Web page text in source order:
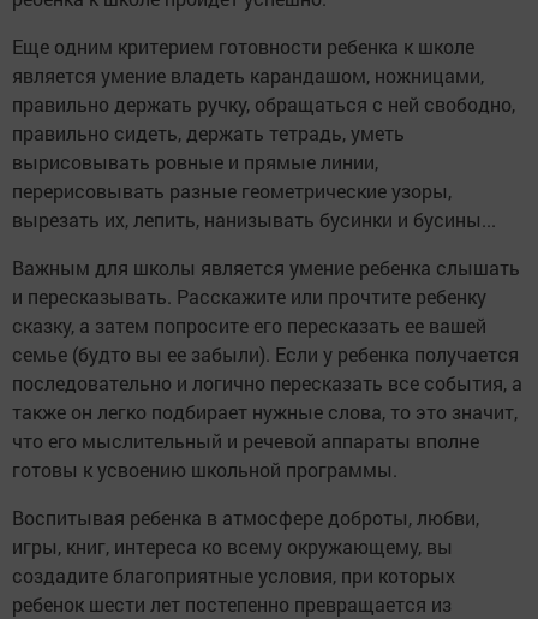
Еще одним критерием готовности ребенка к школе
является умение владеть карандашом, ножницами,
правильно держать ручку, обращаться с ней свободно,
правильно сидеть, держать тетрадь, уметь
вырисовывать ровные и прямые линии,
перерисовывать разные геометрические узоры,
вырезать их, лепить, нанизывать бусинки и бусины...
Важным для школы является умение ребенка слышать
и пересказывать. Расскажите или прочтите ребенку
сказку, а затем попросите его пересказать ее вашей
семье (будто вы ее забыли). Если у ребенка получается
последовательно и логично пересказать все события, а
также он легко подбирает нужные слова, то это значит,
что его мыслительный и речевой аппараты вполне
готовы к усвоению школьной программы.
Воспитывая ребенка в атмосфере доброты, любви,
игры, книг, интереса ко всему окружающему, вы
создадите благоприятные условия, при которых
ребенок шести лет постепенно превращается из